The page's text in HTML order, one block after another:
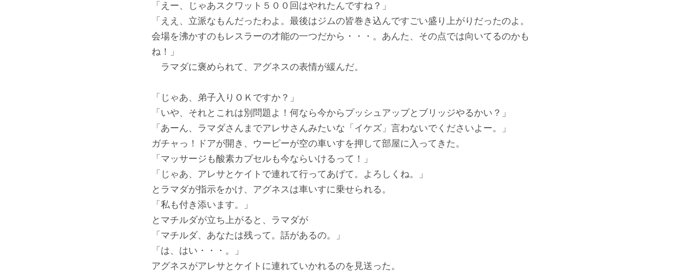
「えー、じゃあスクワット５００回はやれたんですね？」
「ええ、立派なもんだったわよ。最後はジムの皆巻き込んですごい盛り上がりだったのよ。
会場を沸かすのもレスラーの才能の一つだから・・・。あんた、その点では向いてるのかも
ね！」
ラマダに褒められて、アグネスの表情が緩んだ。
「じゃあ、弟子入りＯＫですか？」
「いや、それとこれは別問題よ！何なら今からプッシュアップとブリッジやるかい？」
「あーん、ラマダさんまでアレサさんみたいな「イケズ」言わないでくださいよー。」
ガチャっ！ドアが開き、ウーピーが空の車いすを押して部屋に入ってきた。
「マッサージも酸素カプセルも今ならいけるって！」
「じゃあ、アレサとケイトで連れて行ってあげて。よろしくね。」
とラマダが指示をかけ、アグネスは車いすに乗せられる。
「私も付き添います。」
とマチルダが立ち上がると、ラマダが
「マチルダ、あなたは残って。話があるの。」
「は、はい・・・。」
アグネスがアレサとケイトに連れていかれるのを見送った。